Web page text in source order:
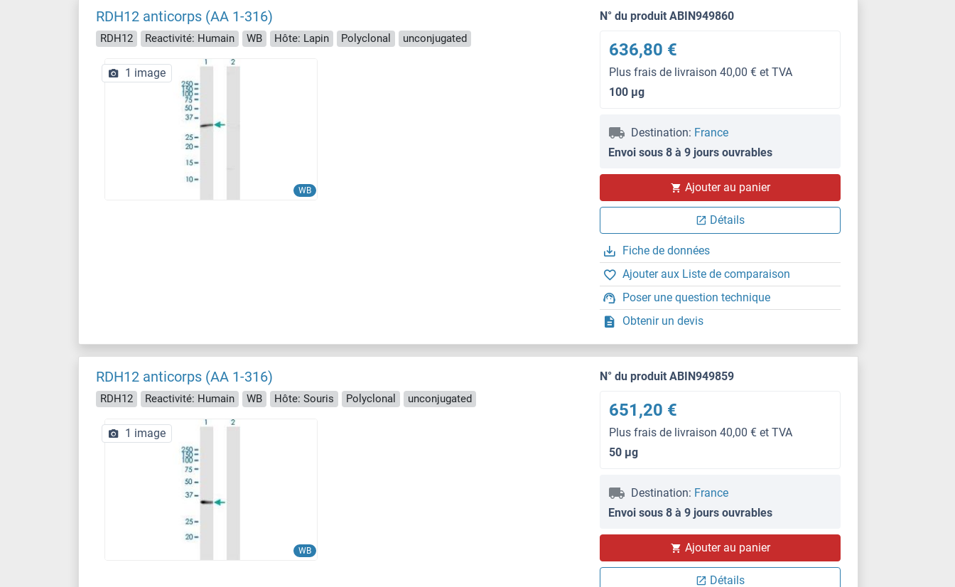
RDH12 anticorps (AA 1-316)
RDH12 Reactivité: Humain WB Hôte: Lapin Polyclonal unconjugated
WB
1 image
N° du produit ABIN949860
636,80 €
Plus frais de livraison 40,00 € et TVA
100 μg
Destination: France
Envoi sous 8 à 9 jours ouvrables
Ajouter au panier
Détails
Fiche de données
Ajouter aux Liste de comparaison
Poser une question technique
Obtenir un devis
RDH12 anticorps (AA 1-316)
RDH12 Reactivité: Humain WB Hôte: Souris Polyclonal unconjugated
WB
1 image
N° du produit ABIN949859
651,20 €
Plus frais de livraison 40,00 € et TVA
50 μg
Destination: France
Envoi sous 8 à 9 jours ouvrables
Ajouter au panier
Détails